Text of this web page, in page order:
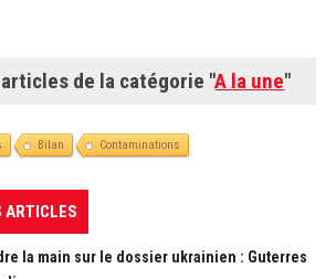
de la catégorie "A la une"
Bilan Contaminations
ARTICLES
la main sur le dossier ukrainien : Guterres